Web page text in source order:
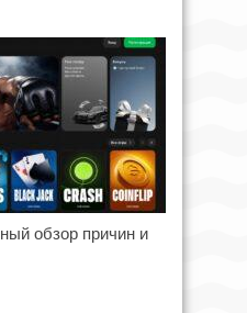
обзор причин и